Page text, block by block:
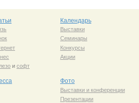
исофт
Календарь
Выставки
Семинары
Конкурсы
Акции
Фото
Выставки и конференции
Презентации